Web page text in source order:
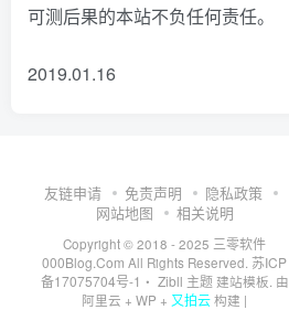
可测后果的本站不负任何责任。
2019.01.16
友链申请 免责声明
隐私政策
网站地图
相关说明
Copyright © 2018 - 2025 三零软件
000Blog.Com All Rights Reserved. 苏ICP
备17075704号-1 ・ Zibll 主题建站模板. 由
阿里云 + WP + 又拍云构建 |